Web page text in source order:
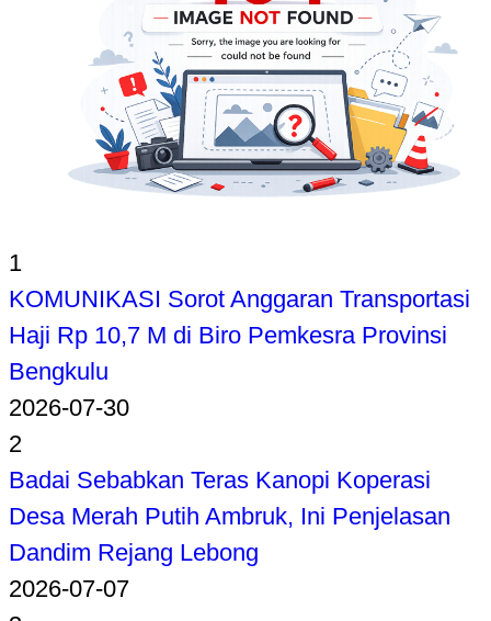
1
KOMUNIKASI Sorot Anggaran Transportasi
Haji Rp 10,7 M di Biro Pemkesra Provinsi
Bengkulu
2026-07-30
2
Badai Sebabkan Teras Kanopi Koperasi
Desa Merah Putih Ambruk, Ini Penjelasan
Dandim Rejang Lebong
2026-07-07